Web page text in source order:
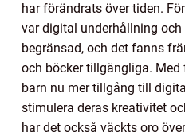
har förändrats över tiden.
var digital underhållning
begränsad, och det fanns
och böcker tillgängliga.
barn nu mer tillgång till
stimulera deras kreativitet
har det också väckts oro